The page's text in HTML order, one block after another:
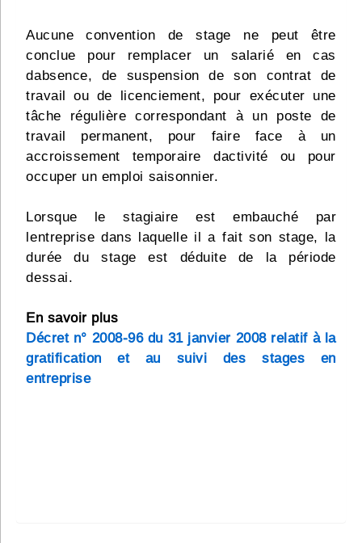
Aucune convention de stage ne peut être
conclue pour remplacer un salarié en cas
dabsence, de suspension de son contrat de
travail ou de licenciement, pour exécuter une
tâche régulière correspondant à un poste de
travail permanent, pour faire face à un
accroissement temporaire dactivité ou pour
occuper un emploi saisonnier.
Lorsque le stagiaire est embauché par
lentreprise dans laquelle il a fait son stage, la
durée du stage est déduite de la période
dessai.
En savoir plus
Décret n° 2008-96 du 31 janvier 2008 relatif à la
gratification et au suivi des stages en
entreprise